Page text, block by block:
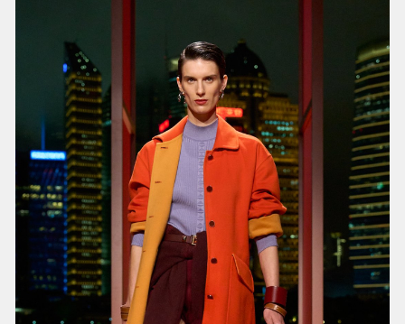
为做到这点，Nadège Vanhée采用将服装“模块
化”的方式，应对都市生活节奏中多重穿着场合或
气候的需求。而且在她看来，“模块化”也正是创意